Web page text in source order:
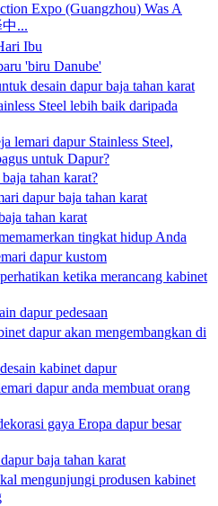
Expo (Guangzhou) Was A
中...
Ibu
'biru Danube'
desain dapur baja tahan karat
Steel lebih baik daripada
lemari dapur Stainless Steel,
untuk Dapur?
tahan karat?
dapur baja tahan karat
tahan karat
tingkat hidup Anda
dapur kustom
ketika merancang kabinet
dapur pedesaan
dapur akan mengembangkan di
kabinet dapur
dapur anda membuat orang
gaya Eropa dapur besar
baja tahan karat
mengunjungi produsen kabinet